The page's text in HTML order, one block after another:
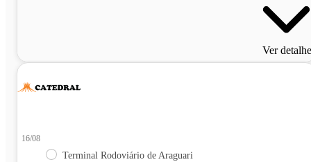
Ver
16/08
Terminal Rodoviário de Araguari